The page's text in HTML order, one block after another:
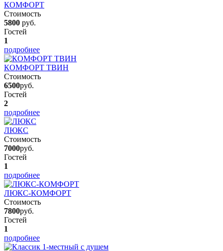
КОМФОРТ
Стоимость
5800 руб.
Гостей
1
подробнее
КОМФОРТ ТВИН
Стоимость
6500руб.
Гостей
2
подробнее
ЛЮКС
Стоимость
7000руб.
Гостей
1
подробнее
ЛЮКС-КОМФОРТ
Стоимость
7800руб.
Гостей
1
подробнее